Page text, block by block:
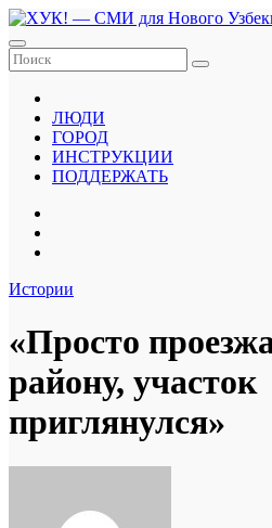
Перейти
к
содержанию
ЛЮДИ
ГОРОД
ИНСТРУКЦИИ
ПОДДЕРЖАТЬ
Истории
«Просто
району, участок
приглянулся»